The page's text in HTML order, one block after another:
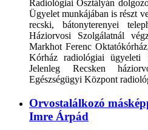
Radiológiai Osztályán
Ügyelet munkájában is részt
recski, bátonyterenyei
Háziorvosi Szolgálatnál
Markhot Ferenc
Kórház radiológiai ügyeleti
Jelenleg Recsken
Egészségügyi Központ
Orvostalálkozó
Imre Árpád